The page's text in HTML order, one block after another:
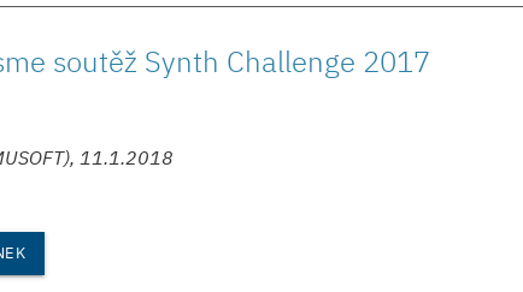
soutěž Synth Challenge 2017
11.1.2018